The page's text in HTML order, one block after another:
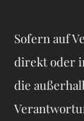
Sofern auf
direkt oder
die